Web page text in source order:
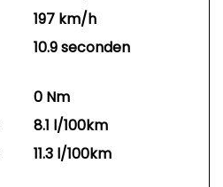
197 km/h
10.9 seconden
0 Nm
8.1 l/100km
11.3 l/100km